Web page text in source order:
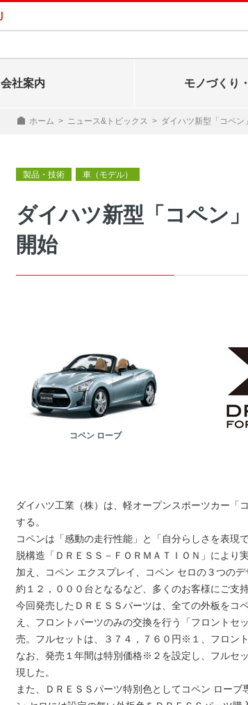
会社案内 モノづくり
ホーム > ニュース&トピックス > ダイハツ新型「コペ
製品・技術 車（モデル）
ダイハツ新型「コペン
開始
コペン ローブ
ダイハツ工業（株）は、軽オープンスポーツカー「
する。
コペンは「感動の走行性能」と「自分らしさを表現
脱構造「ＤＲＥＳＳ－ＦＯＲＭＡＴＩＯＮ」により
加え、コペン エクスプレイ、コペン セロの３つの
約１２，０００台となるなど、多くのお客様にご支
今回発売したＤＲＥＳＳパーツは、全ての外板をコ
え、フロントパーツのみの交換を行う「フロントセ
売。フルセットは、３７４，７６０円※１、フロン
なお、発売１年間は特別価格※２を設定し、フルセ
現した。
また、ＤＲＥＳＳパーツ特別色としてコペン ロー